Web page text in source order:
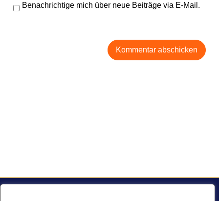
Benachrichtige mich über neue Beiträge via E-Mail.